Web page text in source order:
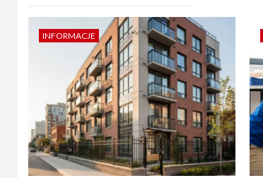
INFORMACJE